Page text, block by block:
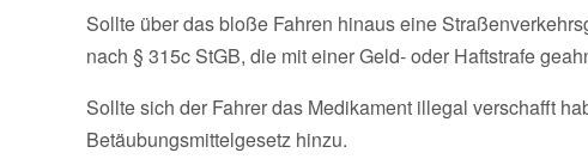
Sollte über das bloße Fahren hinaus eine
nach § 315c StGB, die mit einer Geld- oder Haftstrafe
Sollte sich der Fahrer das Medikament illegal verschafft
Betäubungsmittelgesetz hinzu.